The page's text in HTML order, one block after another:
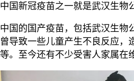
中国新冠疫苗之一就是武汉生物
中国的国产疫苗，包括武汉生物
曾导致一些儿童产生不良反应，
等。至今还有不少受害人家属在